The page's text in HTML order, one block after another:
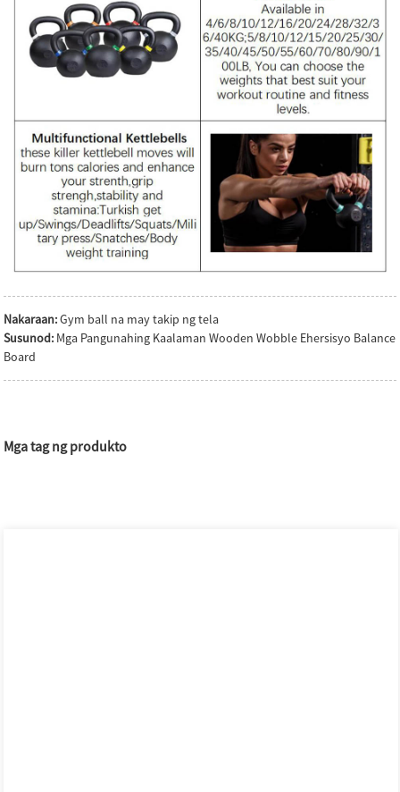
Nakaraan:Gym ball na may takip ng tela
Susunod: Mga Pangunahing Kaalaman Wooden Wobble Ehersisyo Balance
Board
Mga tag ng produkto